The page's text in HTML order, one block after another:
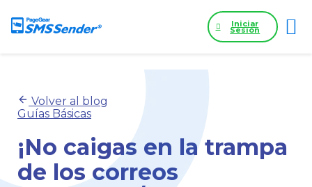
Iniciar
Sesión
Volver al blog
Guías Básicas
¡No caigas en la trampa
de los correos